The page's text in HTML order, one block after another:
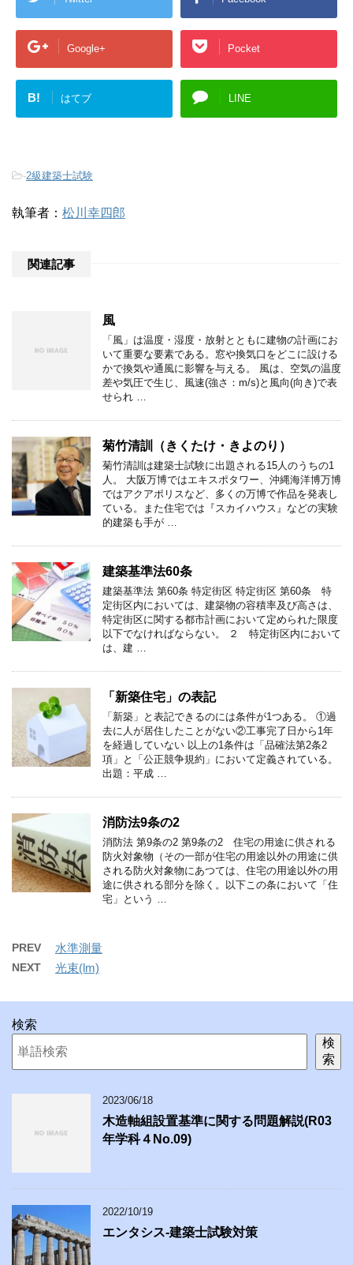
Google+ Pocket
B! はてブ LINE
-2級建築士試験
執筆者： 松川幸四郎
関連記事
風
「風」は温度・湿度・放射とともに建物の計画にお
いて重要な要素である。窓や換気口をどこに設ける
かで換気や通風に影響を与える。 風は、空気の温度
差や気圧で生じ、風速(強さ：m/s)と風向(向き)で表
せられ …
菊竹清訓（きくたけ・きよのり）
菊竹清訓は建築士試験に出題される15人のうちの1
人。 大阪万博ではエキスポタワー、沖縄海洋博万博
ではアクアポリスなど、多くの万博で作品を発表し
ている。また住宅では『スカイハウス』などの実験
的建築も手が …
建築基準法60条
建築基準法 第60条 特定街区 特定街区 第60条 特
定街区内においては、建築物の容積率及び高さは、
特定街区に関する都市計画において定められた限度
以下でなければならない。 ２ 特定街区内において
は、建 …
「新築住宅」の表記
「新築」と表記できるのには条件が1つある。 ①過
去に人が居住したことがない②工事完了日から1年
を経過していない 以上の1条件は「品確法第2条2
項」と「公正競争規約」において定義されている。
出題：平成 …
消防法9条の2
消防法 第9条の2 第9条の2 住宅の用途に供される
防火対象物（その一部が住宅の用途以外の用途に供
される防火対象物にあつては、住宅の用途以外の用
途に供される部分を除く。以下この条において「住
宅」という …
PREV 水準測量
NEXT 光束(lm)
検索
検
索
2023/06/18
木造軸組設置基準に関する問題解説(R03
年学科４No.09)
2022/10/19
エンタシス-建築士試験対策